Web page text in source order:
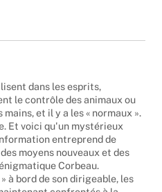
dans les esprits,
le contrôle des animaux ou
et il y a les « normaux ».
Et voici qu'un mystérieux
entreprend de
moyens nouveaux et des
Corbeau.
à bord de son dirigeable, les